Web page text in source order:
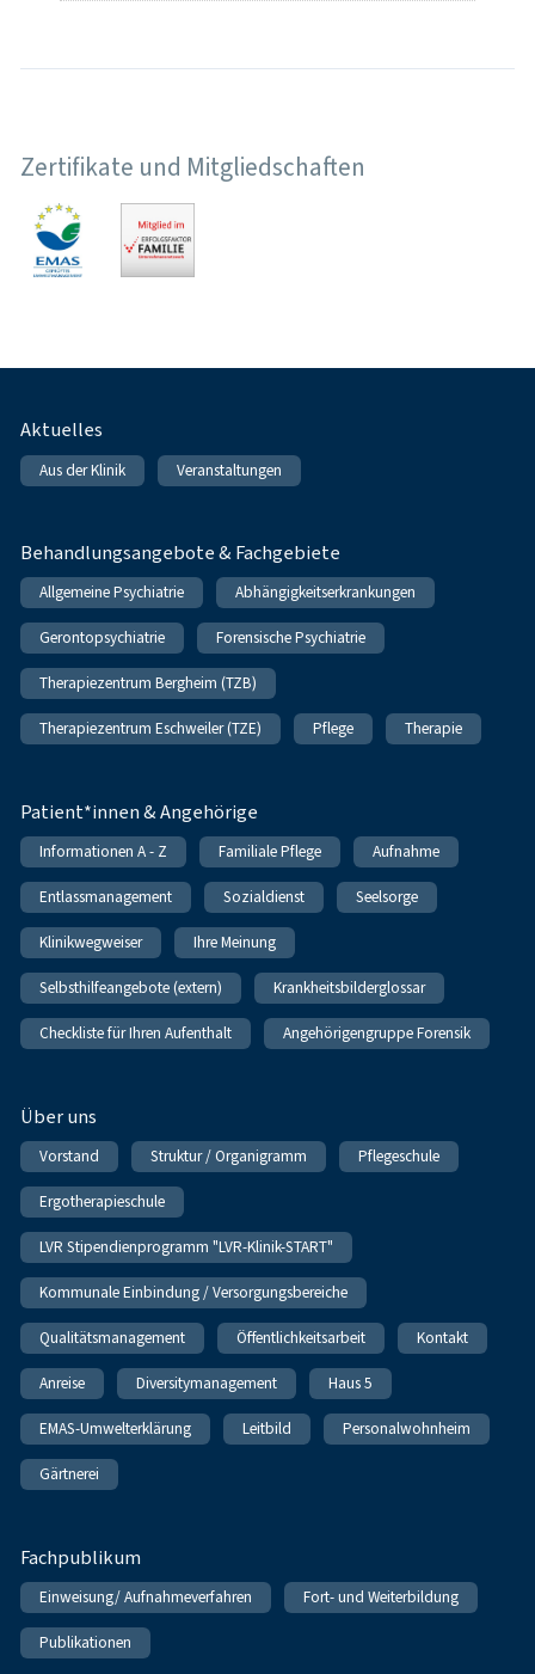
Zertifikate und Mitgliedschaften
Fußnavigation
Aktuelles
Aus der Klinik Veranstaltungen
Behandlungsangebote & Fachgebiete
Allgemeine Psychiatrie Abhängigkeitserkrankungen
Gerontopsychiatrie Forensische Psychiatrie
Therapiezentrum Bergheim (TZB)
Therapiezentrum Eschweiler (TZE) Pflege Therapie
Patient*innen & Angehörige
Informationen A - Z Familiale Pflege Aufnahme
Entlassmanagement Sozialdienst Seelsorge
Klinikwegweiser Ihre Meinung
Selbsthilfeangebote (extern) Krankheitsbilderglossar
Checkliste für Ihren Aufenthalt Angehörigengruppe Forensik
Über uns
Vorstand Struktur / Organigramm Pflegeschule
Ergotherapieschule
LVR Stipendienprogramm "LVR-Klinik-START"
Kommunale Einbindung / Versorgungsbereiche
Qualitätsmanagement Öffentlichkeitsarbeit Kontakt
Anreise Diversitymanagement Haus 5
EMAS-Umwelterklärung Leitbild Personalwohnheim
Gärtnerei
Fachpublikum
Einweisung/ Aufnahmeverfahren Fort- und Weiterbildung
Publikationen